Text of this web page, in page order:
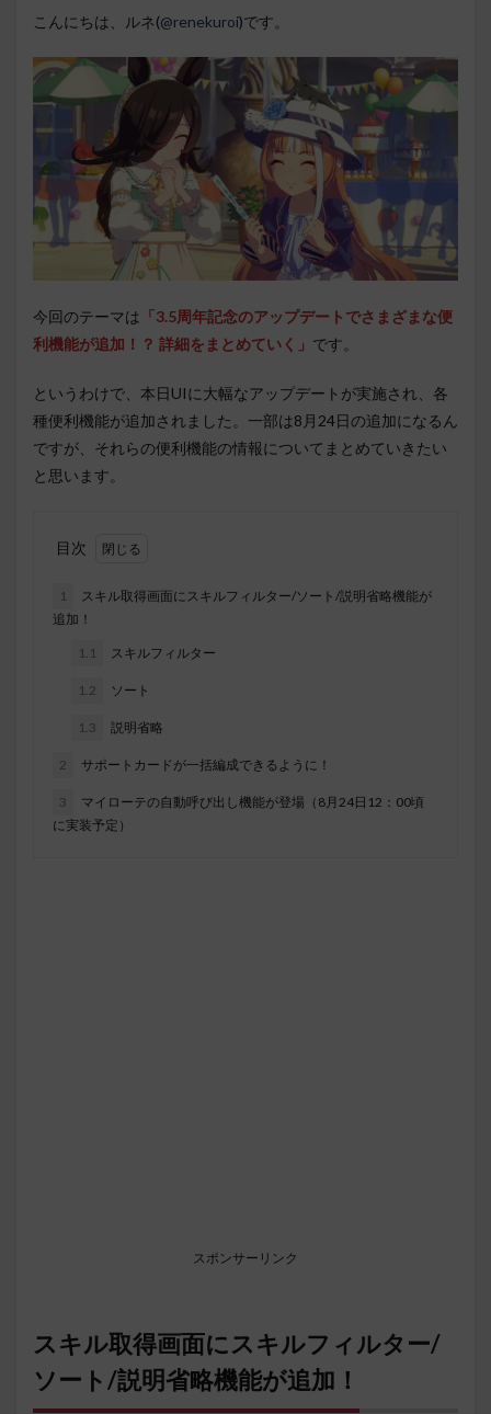
こんにちは、ルネ(@renekuroi)です。
今回のテーマは 「3.5周年記念のアップデートでさまざまな便
利機能が追加！？ 詳細をまとめていく」 です。
というわけで、本日UIに大幅なアップデートが実施され、各
種便利機能が追加されました。一部は8月24日の追加になるん
ですが、それらの便利機能の情報についてまとめていきたい
と思います。
目次
1
スキル取得画面にスキルフィルター/ソート/説明省略機能が
追加！
1.1 スキルフィルター
1.2 ソート
1.3 説明省略
2 サポートカードが一括編成できるように！
3
マイローテの自動呼び出し機能が登場（8月24日12：00頃
に実装予定）
スポンサーリンク
スキル取得画面にスキルフィルター/
ソート/説明省略機能が追加！